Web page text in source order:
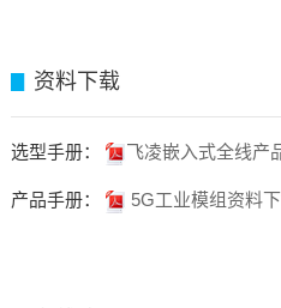
资料下载
选型手册： 飞凌嵌入式全线产
产品手册： 5G工业模组资料